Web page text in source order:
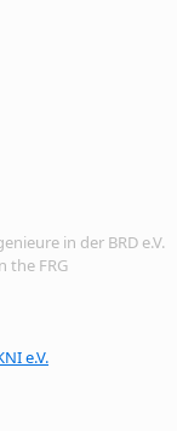
in der BRD e.V.
the FRG
e.V.